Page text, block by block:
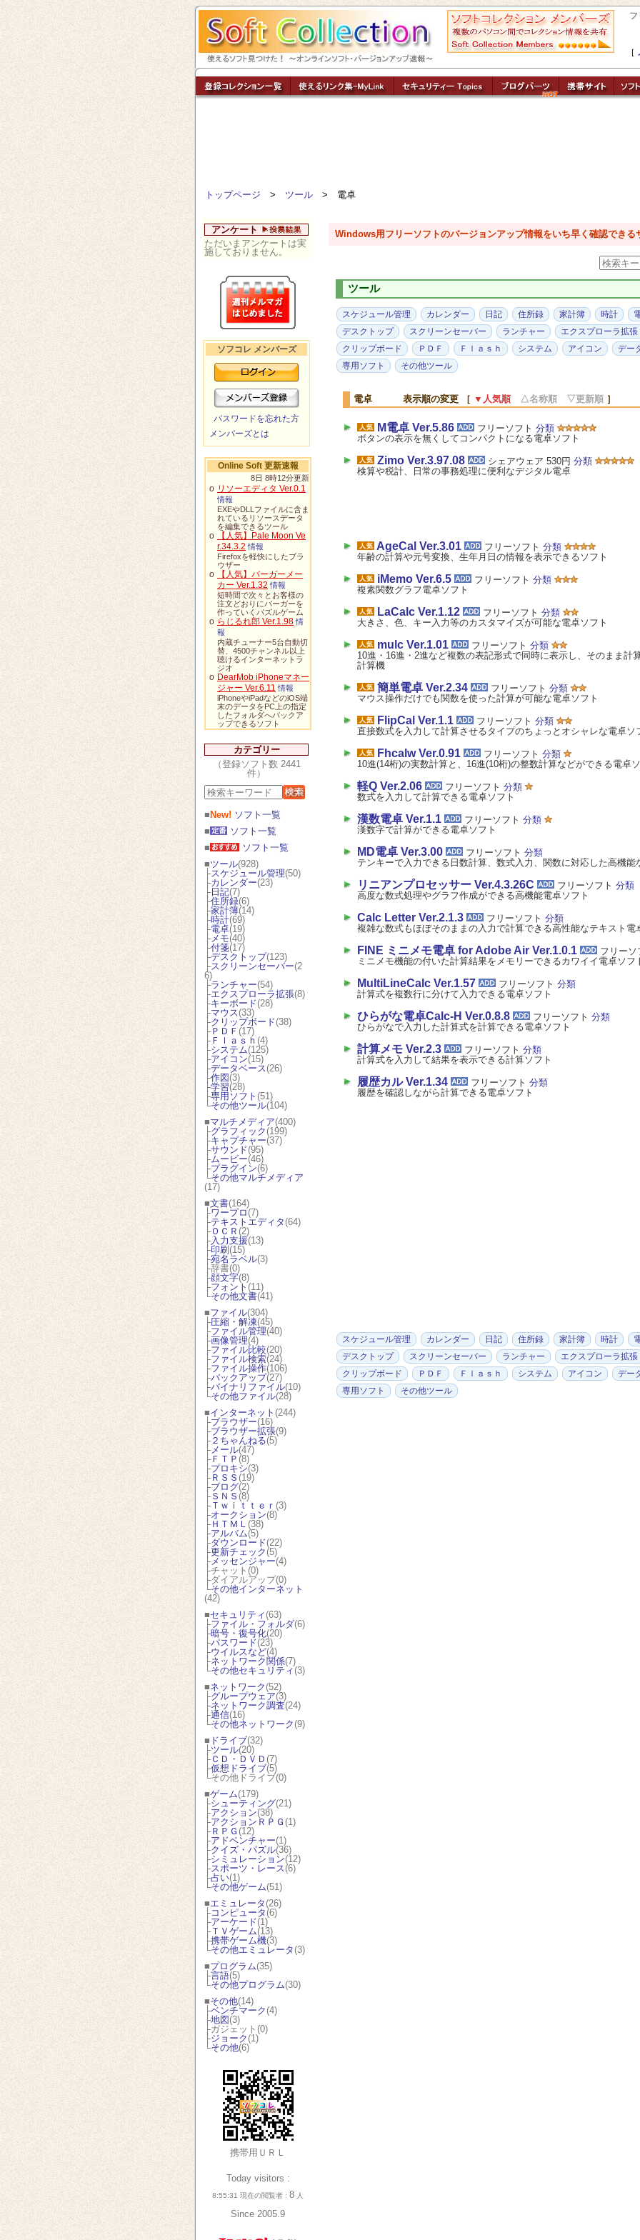
［
トップページ > ツール > 電卓
アンケート
ただいまアンケートは実
施しておりません。
ソフコレ メンバーズ
パスワードを忘れた方
メンバーズとは
Online Soft 更新速報
8日 8時12分更新
o リソーエディタ Ver.0.1
情報
EXEやDLLファイルに含ま
れているリソースデータ
を編集できるツール
o
【人気】Pale Moon Ve
r.34.3.2 情報
Firefoxを軽快にしたブラ
ウザー
o
【人気】バーガーメー
カー Ver.1.32 情報
短時間で次々とお客様の
注文どおりにバーガーを
作っていくパズルゲーム
o らじるれ郎 Ver.1.98 情
報
内蔵チューナー5台自動切
替、4500チャンネル以上
聴けるインターネットラ
ジオ
o DearMob iPhoneマネー
ジャー Ver.6.11 情報
iPhoneやiPadなどのiOS端
末のデータをPC上の指定
したフォルダへバックア
ップできるソフト
カテゴリー
（登録ソフト数 2441
件）
■ New! ソフト一覧
■
ソフト一覧
■
ソフト一覧
■ツール(928)
├スケジュール管理(50)
├カレンダー(23)
├日記(7)
├住所録(6)
├家計簿(14)
├時計(69)
├電卓(19)
├メモ(40)
├付箋(17)
├デスクトップ(123)
├スクリーンセーバー(2
6)
├ランチャー(54)
├エクスプローラ拡張(8)
├キーボード(28)
├マウス(33)
├クリップボード(38)
├ＰＤＦ (17)
├Ｆｌａｓｈ (4)
├システム(125)
├アイコン(15)
├データベース(26)
├作図 (3)
├学習(28)
├専用ソフト (51)
└その他ツール(104)
■マルチメディア(400)
├グラフィック (199)
├キャプチャー(37)
├サウンド(95)
├ムービー(46)
├プラグイン(6)
└その他マルチメディア
(17)
■文書(164)
├ワープロ (7)
├テキストエディタ (64)
├ＯＣＲ (2)
├入力支援(13)
├印刷 (15)
├宛名ラベル(3)
├辞書(0)
├顔文字(8)
├フォント (11)
└その他文書(41)
■ファイル(304)
├圧縮・解凍(45)
├ファイル管理(40)
├画像管理(4)
├ファイル比較(20)
├ファイル検索(24)
├ファイル操作(106)
├バックアップ(27)
├バイナリファイル(10)
└その他ファイル(28)
■インターネット (244)
├ブラウザー(16)
├ブラウザー拡張(9)
├２ちゃんねる(5)
├メール(47)
├ＦＴＰ (8)
├プロキシ(3)
├ＲＳＳ (19)
├ブログ(2)
├ＳＮＳ (8)
├Ｔｗｉｔｔｅｒ (3)
├オークション(8)
├ＨＴＭＬ (38)
├アルバム(5)
├ダウンロード(22)
├更新チェック (5)
├メッセンジャー(4)
├チャット(0)
├ダイアルアップ(0)
└その他インターネット
(42)
■セキュリティ (63)
├ファイル・フォルダ(6)
├暗号・復号化(20)
├パスワード(23)
├ウイルスなど(4)
├ネットワーク関係(7)
└その他セキュリティ (3)
■ネットワーク (52)
├グループウェア(3)
├ネットワーク調査(24)
├通信(16)
└その他ネットワーク (9)
■ ドライブ(32)
├ツール(20)
├ＣＤ・ＤＶＤ (7)
├仮想ドライブ(5)
└その他ドライブ(0)
■ゲーム(179)
├シューティング(21)
├アクション(38)
├アクションＲＰＧ (1)
├ＲＰＧ (12)
├アドベンチャー(1)
├クイズ・パズル(36)
├シミュレーション(12)
├スポーツ・レース(6)
├占い(1)
└その他ゲーム(51)
■エミュレータ (26)
├コンピュータ (6)
├アーケード(1)
├ＴＶゲーム(13)
├携帯ゲーム機(3)
└その他エミュレータ (3)
■プログラム(35)
├言語(5)
└その他プログラム(30)
■その他(14)
├ベンチマーク (4)
├地図 (3)
├ガジェット(0)
├ジョーク (1)
└その他(6)
携帯用ＵＲＬ
Today visitors :
8:55:31 現在の閲覧者 : 8 人
Since 2005.9
Windows用フリーソフトのバージョンアップ情報をいち早く確認できる
ツール
スケジュール管理 カレンダー 日記 住所録 家計簿 時計
デスクトップ
スクリーンセーバー ランチャー
エクスプローラ拡張
クリップボード
ＰＤＦ Ｆｌａｓｈ システム アイコン
デー
専用ソフト
その他ツール
電卓 表示順の変更 ［ ▼人気順 △名称順 ▽更新順 ］
M電卓 Ver.5.86 フリーソフト 分類
ボタンの表示を無くしてコンパクトになる電卓ソフト
Zimo Ver.3.97.08 シェアウェア 530円 分類
検算や税計、日常の事務処理に便利なデジタル電卓
AgeCal Ver.3.01 フリーソフト 分類
年齢の計算や元号変換、生年月日の情報を表示できるソフト
iMemo Ver.6.5 フリーソフト 分類
複素関数グラフ電卓ソフト
LaCalc Ver.1.12 フリーソフト 分類
大きさ、色、キー入力等のカスタマイズが可能な電卓ソフト
mulc Ver.1.01 フリーソフト 分類
10進・16進・2進など複数の表記形式で同時に表示し、そのまま計
計算機
簡単電卓 Ver.2.34 フリーソフト 分類
マウス操作だけでも関数を使った計算が可能な電卓ソフト
FlipCal Ver.1.1 フリーソフト 分類
直接数式を入力して計算させるタイプのちょっとオシャレな電卓ソ
Fhcalw Ver.0.91 フリーソフト 分類
10進(14桁)の実数計算と、16進(10桁)の整数計算などができる電卓
軽Q Ver.2.06 フリーソフト 分類
数式を入力して計算できる電卓ソフト
漢数電卓 Ver.1.1 フリーソフト 分類
漢数字で計算ができる電卓ソフト
MD電卓 Ver.3.00 フリーソフト 分類
テンキーで入力できる日数計算、数式入力、関数に対応した高機能
リニアンプロセッサー Ver.4.3.26C フリーソフト 分類
高度な数式処理やグラフ作成ができる高機能電卓ソフト
Calc Letter Ver.2.1.3 フリーソフト 分類
複雑な数式もほぼそのままの入力で計算できる高性能なテキスト電
FINE ミニメモ電卓 for Adobe Air Ver.1.0.1
フリー
ミニメモ機能の付いた計算結果をメモリーできるカワイイ電卓ソフ
MultiLineCalc Ver.1.57 フリーソフト 分類
計算式を複数行に分けて入力できる電卓ソフト
ひらがな電卓Calc-H Ver.0.8.8 フリーソフト 分類
ひらがなで入力した計算式を計算できる電卓ソフト
計算メモ Ver.2.3 フリーソフト 分類
計算式を入力して結果を表示できる計算ソフト
履歴カル Ver.1.34 フリーソフト 分類
履歴を確認しながら計算できる電卓ソフト
スケジュール管理 カレンダー 日記 住所録 家計簿 時計
デスクトップ
スクリーンセーバー ランチャー
エクスプローラ拡張
クリップボード
ＰＤＦ Ｆｌａｓｈ システム アイコン
デー
専用ソフト
その他ツール